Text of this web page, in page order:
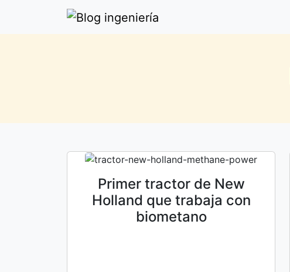
Primer tractor de New
Holland que trabaja con
biometano